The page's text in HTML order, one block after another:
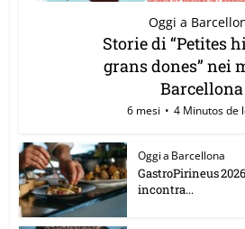
Oggi a
Storie di “Petites
grans dones” nei
Barcellona
6 mesi 4 Minutos de
Oggi a Barcellona
GastroPirineus
incontra...